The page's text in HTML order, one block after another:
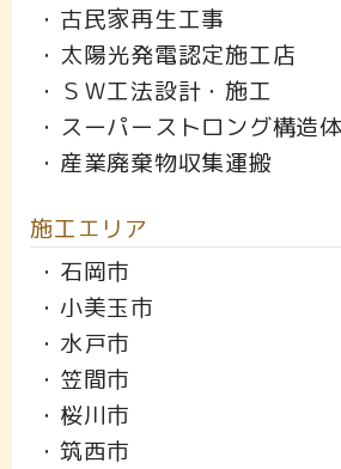
・古民家再生工事
・太陽光発電認定施工店
・ＳＷ工法設計・施工
・スーパーストロング構造
・産業廃棄物収集運搬
施工エリア
・石岡市
・小美玉市
・水戸市
・笠間市
・桜川市
・筑西市